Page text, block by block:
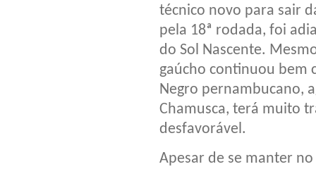
técnico novo para sair
pela 18ª rodada, foi
do Sol Nascente.
gaúcho continuou bem
Negro pernambucano,
Chamusca, terá muito
desfavorável.
Apesar de se manter